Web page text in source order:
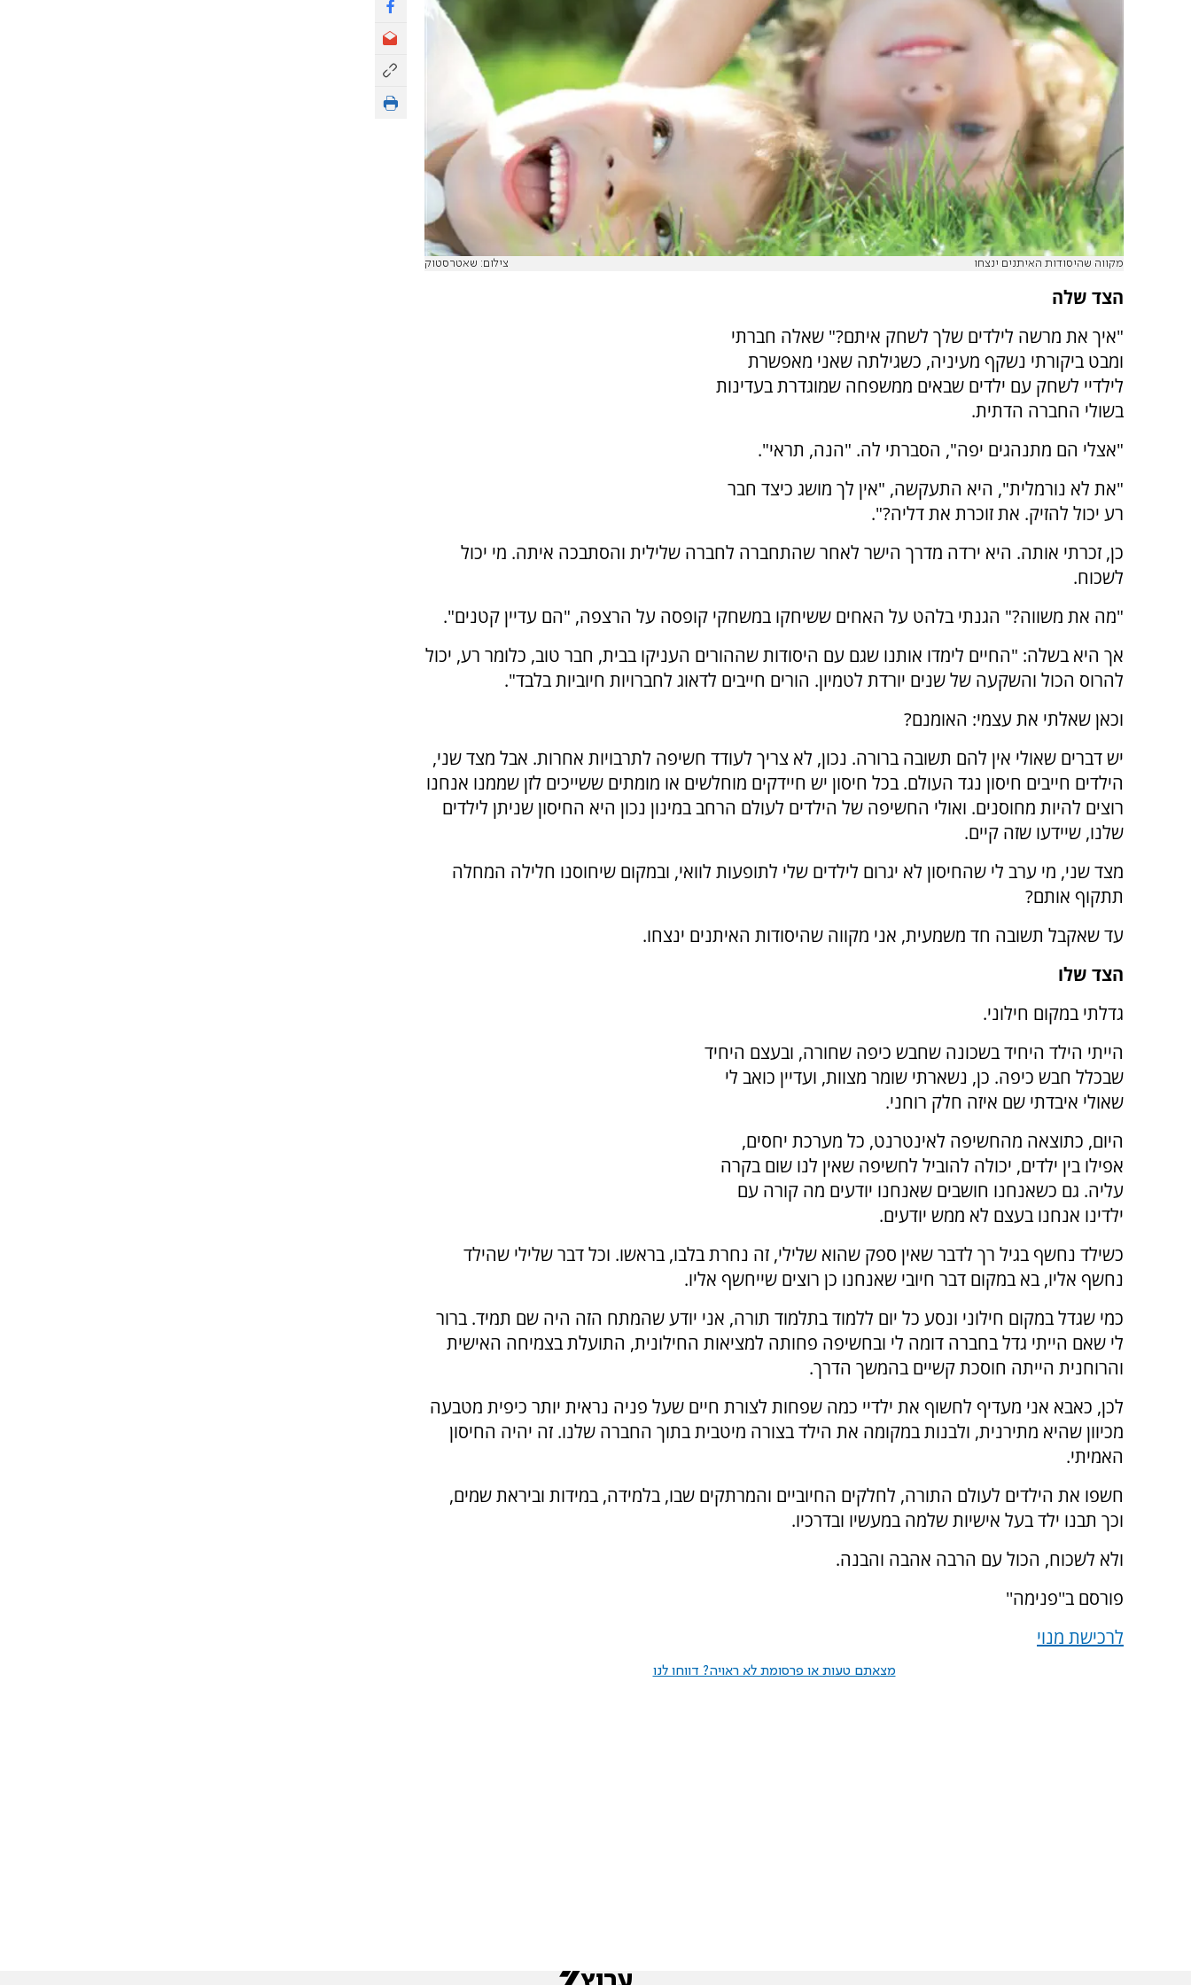
מקווה שהיסודות האיתנים ינצחו צילום: שאטרסטוק
הצד שלה
"איך את מרשה לילדים שלך לשחק איתם?" שאלה חברתי
ומבט ביקורתי נשקף מעיניה, כשגילתה שאני מאפשרת
לילדיי לשחק עם ילדים שבאים ממשפחה שמוגדרת בעדינות
בשולי החברה הדתית.
"אצלי הם מתנהגים יפה", הסברתי לה. "הנה, תראי".
"את לא נורמלית", היא התעקשה, "אין לך מושג כיצד חבר
רע יכול להזיק. את זוכרת את דליה?".
כן, זכרתי אותה. היא ירדה מדרך הישר לאחר שהתחברה לחברה שלילית והסתבכה איתה. מי יכול
לשכוח.
"מה את משווה?" הגנתי בלהט על האחים ששיחקו במשחקי קופסה על הרצפה, "הם עדיין קטנים".
אך היא בשלה: "החיים לימדו אותנו שגם עם היסודות שההורים העניקו בבית, חבר טוב, כלומר רע, יכול
להרוס הכול והשקעה של שנים יורדת לטמיון. הורים חייבים לדאוג לחברויות חיוביות בלבד".
וכאן שאלתי את עצמי: האומנם?
יש דברים שאולי אין להם תשובה ברורה. נכון, לא צריך לעודד חשיפה לתרבויות אחרות. אבל מצד שני,
הילדים חייבים חיסון נגד העולם. בכל חיסון יש חיידקים מוחלשים או מומתים ששייכים לזן שממנו אנחנו
רוצים להיות מחוסנים. ואולי החשיפה של הילדים לעולם הרחב במינון נכון היא החיסון שניתן לילדים
שלנו, שיידעו שזה קיים.
מצד שני, מי ערב לי שהחיסון לא יגרום לילדים שלי לתופעות לוואי, ובמקום שיחוסנו חלילה המחלה
תתקוף אותם?
עד שאקבל תשובה חד משמעית, אני מקווה שהיסודות האיתנים ינצחו.
הצד שלו
גדלתי במקום חילוני.
הייתי הילד היחיד בשכונה שחבש כיפה שחורה, ובעצם היחיד
שבכלל חבש כיפה. כן, נשארתי שומר מצוות, ועדיין כואב לי
שאולי איבדתי שם איזה חלק רוחני.
היום, כתוצאה מהחשיפה לאינטרנט, כל מערכת יחסים,
אפילו בין ילדים, יכולה להוביל לחשיפה שאין לנו שום בקרה
עליה. גם כשאנחנו חושבים שאנחנו יודעים מה קורה עם
ילדינו אנחנו בעצם לא ממש יודעים.
כשילד נחשף בגיל רך לדבר שאין ספק שהוא שלילי, זה נחרת בלבו, בראשו. וכל דבר שלילי שהילד
נחשף אליו, בא במקום דבר חיובי שאנחנו כן רוצים שייחשף אליו.
כמי שגדל במקום חילוני ונסע כל יום ללמוד בתלמוד תורה, אני יודע שהמתח הזה היה שם תמיד. ברור
לי שאם הייתי גדל בחברה דומה לי ובחשיפה פחותה למציאות החילונית, התועלת בצמיחה האישית
והרוחנית הייתה חוסכת קשיים בהמשך הדרך.
לכן, כאבא אני מעדיף לחשוף את ילדיי כמה שפחות לצורת חיים שעל פניה נראית יותר כיפית מטבעה
מכיוון שהיא מתירנית, ולבנות במקומה את הילד בצורה מיטבית בתוך החברה שלנו. זה יהיה החיסון
האמיתי.
חשפו את הילדים לעולם התורה, לחלקים החיוביים והמרתקים שבו, בלמידה, במידות וביראת שמים,
וכך תבנו ילד בעל אישיות שלמה במעשיו ובדרכיו.
ולא לשכוח, הכול עם הרבה אהבה והבנה.
פורסם ב''פנימה''
לרכישת מנוי
מצאתם טעות או פרסומת לא ראויה? דווחו לנו